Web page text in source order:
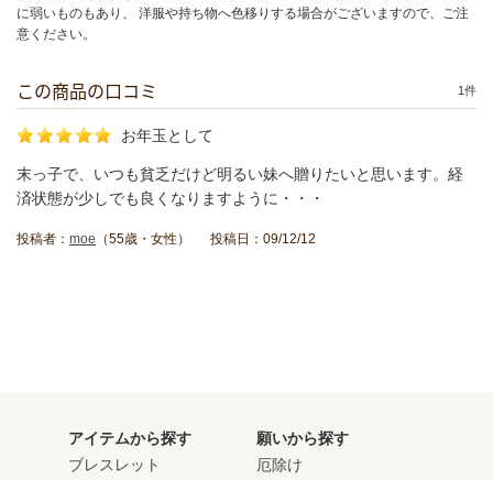
に弱いものもあり、 洋服や持ち物へ色移りする場合がございますので、ご注
意ください。
この商品の口コミ 1件
お年玉として
末っ子で、いつも貧乏だけど明るい妹へ贈りたいと思います。経
済状態が少しでも良くなりますように・・・
投稿者： moe （55歳・女性） 投稿日：09/12/12
アイテムから探す
ブレスレット
願いから探す
厄除け